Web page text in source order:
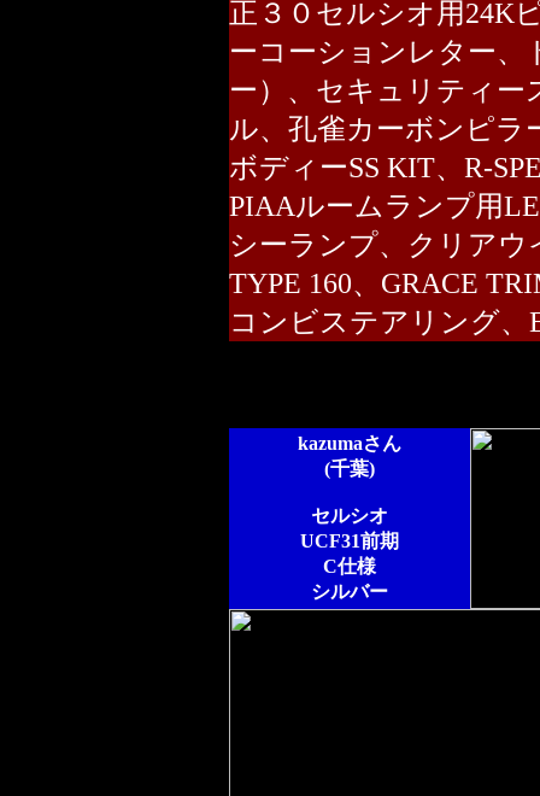
正３０セルシオ用24K
ーコーションレター
ー）、セキュリティ
ル、孔雀カーボンピラ
ボディーSS KIT、R-
PIAAルームランプ用
シーランプ、クリア
TYPE 160、GRACE
コンビステアリング、
kazumaさん
(千葉)
セルシオ
UCF31前期
C仕様
シルバー